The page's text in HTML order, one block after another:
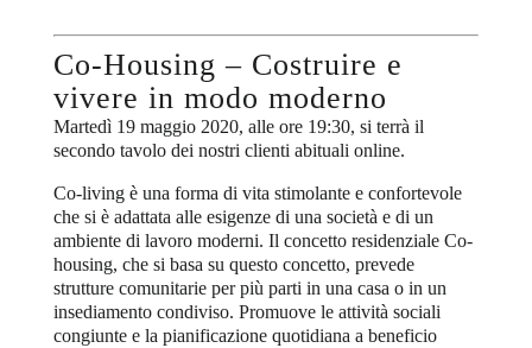
Co-Housing – Costruire e
vivere in modo moderno
Martedì 19 maggio 2020, alle ore 19:30, si terrà il
secondo tavolo dei nostri clienti abituali online.
Co-living è una forma di vita stimolante e confortevole
che si è adattata alle esigenze di una società e di un
ambiente di lavoro moderni. Il concetto residenziale Co-
housing, che si basa su questo concetto, prevede
strutture comunitarie per più parti in una casa o in un
insediamento condiviso. Promuove le attività sociali
congiunte e la pianificazione quotidiana a beneficio